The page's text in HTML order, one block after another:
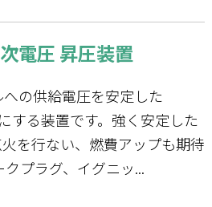
電圧 昇圧装置
の供給電圧を安定した
する装置です。強く安定した
を行ない、燃費アップも期待
プラグ、イグニッ...